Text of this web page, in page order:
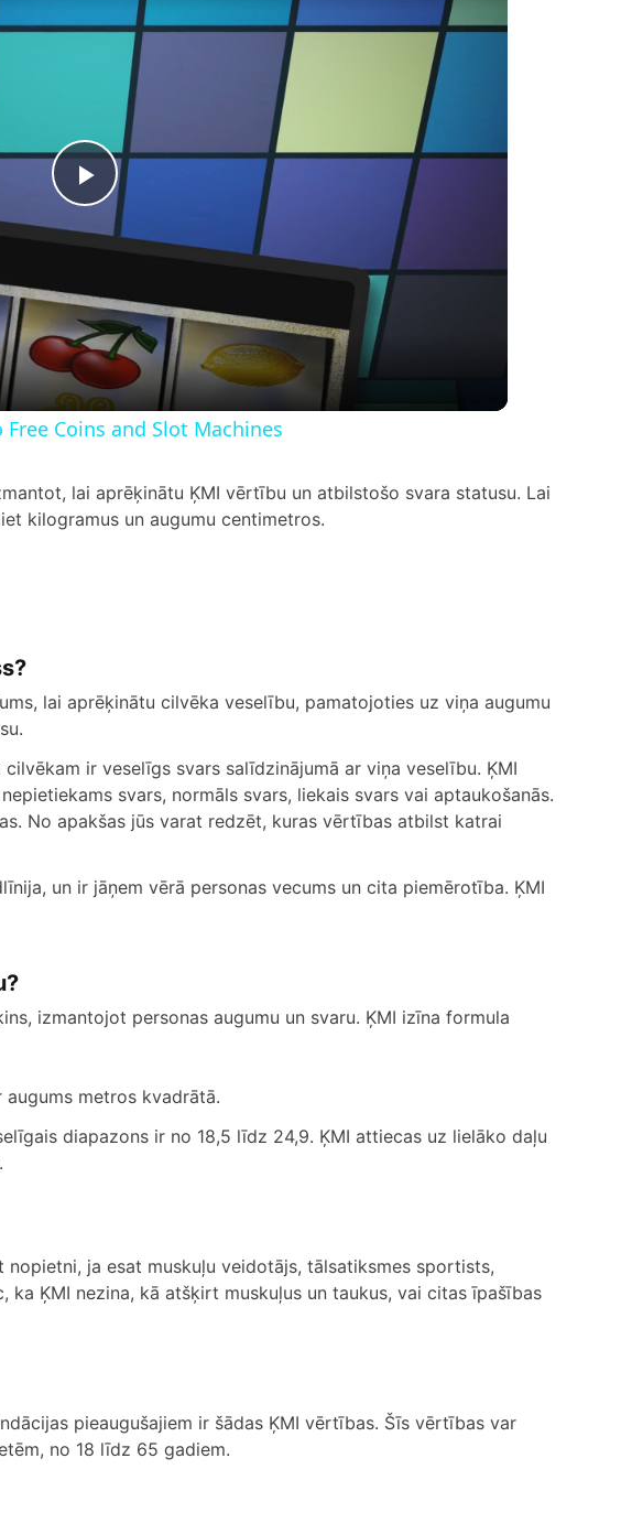
P
a
y
i
Coins and Slot Machines
lai aprēķinātu ĶMI vērtību un atbilstošo svara statusu. Lai
kilogramus un augumu centimetros.
lai aprēķinātu cilvēka veselību, pamatojoties uz viņa augumu
ir veselīgs svars salīdzinājumā ar viņa veselību. ĶMI
svars, normāls svars, liekais svars vai aptaukošanās.
No apakšas jūs varat redzēt, kuras vērtības atbilst katrai
un ir jāņem vērā personas vecums un cita piemērotība. ĶMI
izmantojot personas augumu un svaru. ĶMI izīna formula
metros kvadrātā.
diapazons ir no 18,5 līdz 24,9. ĶMI attiecas uz lielāko daļu
ja esat muskuļu veidotājs, tālsatiksmes sportists,
ka ĶMI nezina, kā atšķirt muskuļus un taukus, vai citas īpašības
pieaugušajiem ir šādas ĶMI vērtības. Šīs vērtības var
no 18 līdz 65 gadiem.